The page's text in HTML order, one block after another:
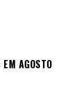
AGOSTO